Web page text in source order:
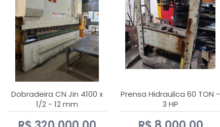
Dobradeira CN Jin 4100 x
1/2 - 12 mm
Prensa Hidraulica 60 TON -
3 HP